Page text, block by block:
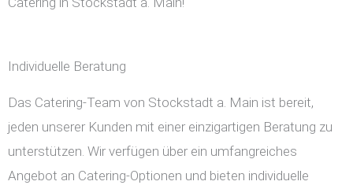
Individuelle Beratung
Das Catering-Team von Stockstadt a. Main ist bereit,
jeden unserer Kunden mit einer einzigartigen Beratung zu
unterstützen. Wir verfügen über ein umfangreiches
Angebot an Catering-Optionen und bieten individuelle